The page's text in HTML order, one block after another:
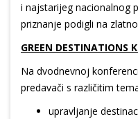
i najstarijeg nacionalnog
priznanje podigli na
GREEN DESTINATIONS
Na dvodnevnoj
predavači s različitim
upravljanje